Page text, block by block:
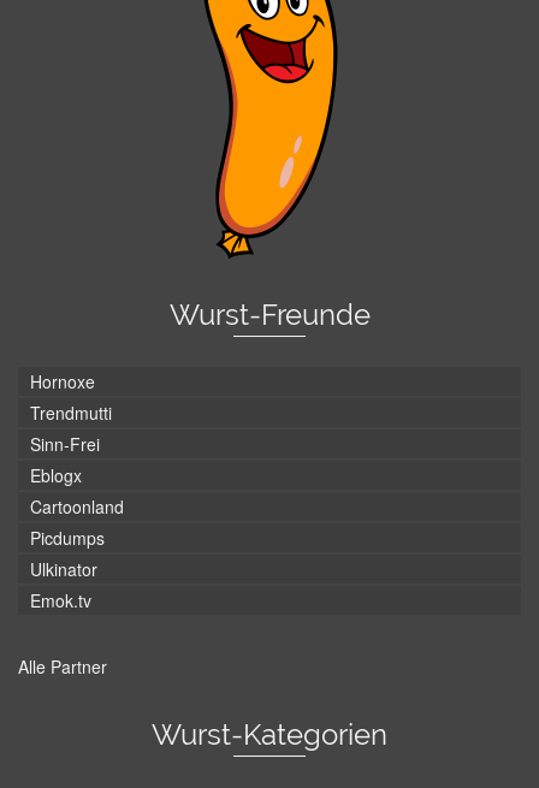
Wurst-Freunde
Hornoxe
Trendmutti
Sinn-Frei
Eblogx
Cartoonland
Picdumps
Ulkinator
Emok.tv
Alle Partner
Wurst-Kategorien